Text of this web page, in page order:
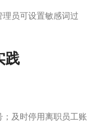
员可设置敏感词过
践
及时停用离职员工账